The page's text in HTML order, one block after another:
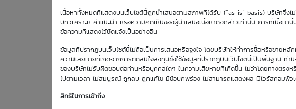
เนื้อหาทั้งหมดที่แสดงบนเว็บไซต์นี้ถูกนำเสนอตามสภาพที่ได้รับ (“as is” basis) บริษัทจึงไ
บทวิเคราะห์ คำแนะนำ หรือความคิดเห็นของผู้นำเสนอเนื้อหาดังกล่าวเท่านั้น การที่เนื้อห
ข้อความที่แสดงไว้ชัดแจ้งเป็นอย่างอื่น
ข้อมูลที่ปรากฎบนเว็บไซต์นี้ไม่ถือเป็นการเสนอหรือจูงใจ โดยบริษัทให้ทำการซื้อหรือขาย
ความเสียหายที่เกิดจากการตัดสินใจลงทุนซึ่งใช้ข้อมูลที่ปรากฏบนเว็บไซต์นี้เป็นพื้นฐาน ท่
ของบริษัทไม่รับผิดชอบต่อท่านหรือบุคคลใดๆ ในความเสียหายที่เกิดขึ้น ไม่ว่าโดยทางตรง
ไปตามเวลา ไม่สมบูรณ์ ถูกลบ ถูกแก้ไข มีข้อบกพร่อง ไม่สามารถแสดงผล มีไวรัสคอมพิว
สิทธิในการเข้าถึง
แรก
29 พ.ค. 2569
วัน
6